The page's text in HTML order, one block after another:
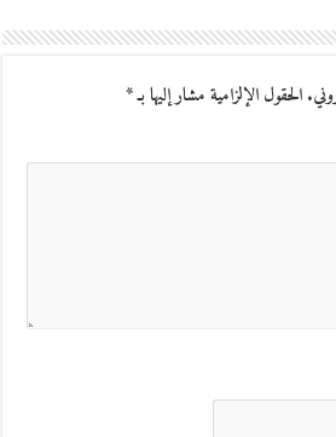
الحقول الإلزامية مشار إليها بـ*